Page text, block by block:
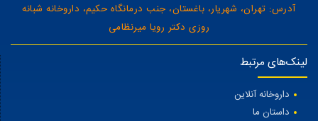
آدرس: تهران، شهریار، باغستان، جنب درمانگاه حکیم، داروخانه شبانه
روزی دکتر رویا میرنظامی
لینک‌های مرتبط
داروخانه آنلاین
داستان ما